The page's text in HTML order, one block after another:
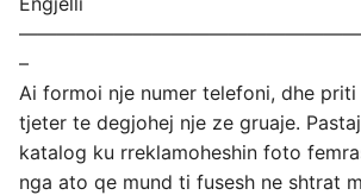
–
Ai formoi nje numer telefoni, dhe priti
tjeter te degjohej nje ze gruaje.
katalog ku rreklamoheshin foto
nga ato qe mund ti fusesh ne shtrat